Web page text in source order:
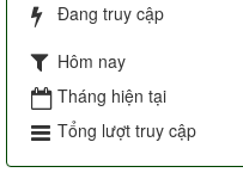
Đang truy cập
Hôm nay
Tháng hiện tại
Tổng lượt truy cập